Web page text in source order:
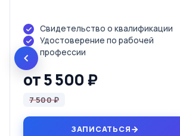
Свидетельство о квалификации
Удостоверение по рабочей
профессии
от 5 500 ₽
7 500 ₽
ЗАПИСАТЬСЯ